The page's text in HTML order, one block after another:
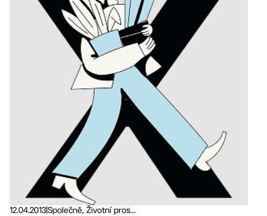
12.04.2013Společně, Životní pros...